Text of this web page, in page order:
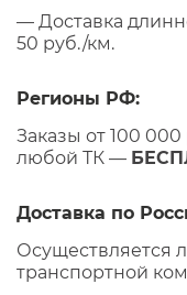
— Доставка
50 руб./км.
Регионы РФ:
Заказы от 100
любой ТК —
Доставка по
Осуществляется
транспортной